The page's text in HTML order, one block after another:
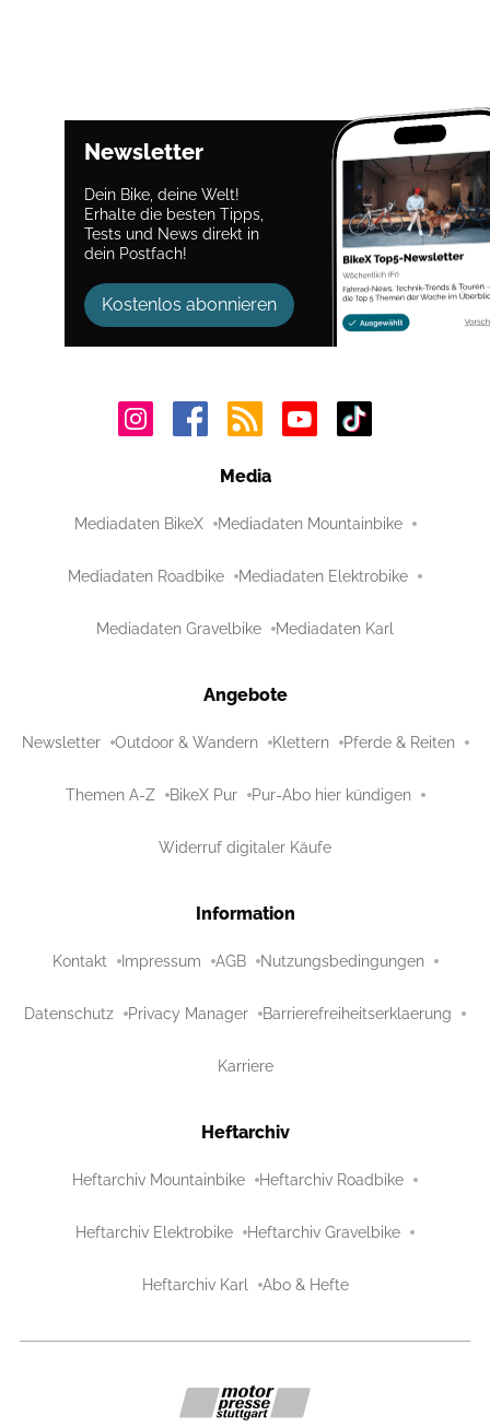
Newsletter
Dein Bike, deine Welt!
Erhalte die besten Tipps,
Tests und News direkt in
dein Postfach!
Kostenlos abonnieren
Media
Mediadaten BikeX Mediadaten Mountainbike
Mediadaten Roadbike Mediadaten Elektrobike
Mediadaten Gravelbike Mediadaten Karl
Angebote
Newsletter Outdoor & Wandern Klettern Pferde & Reiten
Themen A-Z BikeX Pur Pur-Abo hier kündigen
Widerruf digitaler Käufe
Information
Kontakt Impressum AGB Nutzungsbedingungen
Datenschutz Privacy Manager Barrierefreiheitserklaerung
Karriere
Heftarchiv
Heftarchiv Mountainbike Heftarchiv Roadbike
Heftarchiv Elektrobike Heftarchiv Gravelbike
Heftarchiv Karl Abo & Hefte